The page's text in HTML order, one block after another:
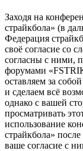
Заходя на
страйкбола» (в
Федерация
своё согласие со
согласны с ними,
форумами
оставляем за
и сделаем всё
однако с вашей
просматривать
использование
страйкбола»
ваше согласие с